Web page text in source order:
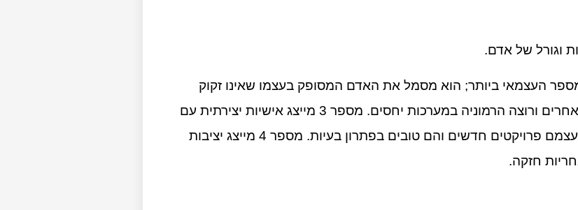
וגורל של אדם.
לכל מספר יש משמעות מסוימת. מספר 1 הוא המספר העצמאי ביותר; הוא מסמל את האדם המסופק בעצמו שאינו זקוק
לאחרים כדי להרגיש שלם. מספר 2 מסמל אדם רגיש לאנשים אחרים ורוצה הרמוניה במערכות יחסים. מספר 3 מייצג אישיות יצירתית עם
כישורי תקשורת מעולים; לעתים קרובות הם להוטים לקחת על עצמם פרויקטים חדשים והם טובים בפתרון בעיות. מספר 4 מייצג יציבות
חזקה.